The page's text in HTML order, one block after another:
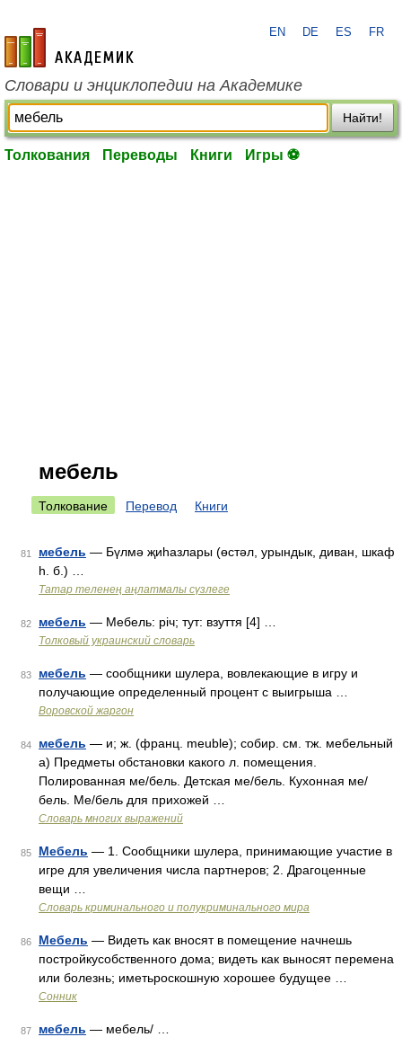
academic.ru
EN DE ES FR
Словари и энциклопедии на Академике
Найти!
Толкования Переводы Книги Игры ⚽
мебель
Толкование Перевод Книги
81 мебель — Бүлмә җиһазлары (өстәл, урындык, диван, шкаф
һ. б.) …
Татар теленең аңлатмалы сүзлеге
82 мебель — Мебель: річ; тут: взуття [4] …
Толковый украинский словарь
83 мебель — сообщники шулера, вовлекающие в игру и
получающие определенный процент с выигрыша …
Воровской жаргон
84 мебель — и; ж. (франц. meuble); собир. см. тж. мебельный
а) Предметы обстановки какого л. помещения.
Полированная ме/бель. Детская ме/бель. Кухонная ме/
бель. Ме/бель для прихожей …
Словарь многих выражений
85 Мебель — 1. Сообщники шулера, принимающие участие в
игре для увеличения числа партнеров; 2. Драгоценные
вещи …
Словарь криминального и полукриминального мира
86 Мебель — Видеть как вносят в помещение начнешь
постройкусобственного дома; видеть как выносят перемена
или болезнь; иметьроскошную хорошее будущее …
Сонник
87 мебель — мебель/ …